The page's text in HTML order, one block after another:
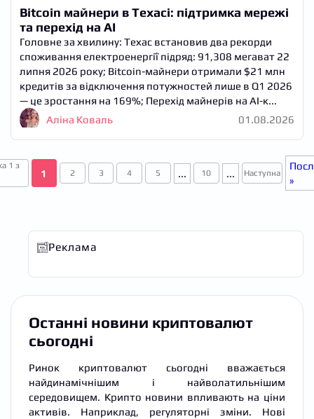
Bitcoin майнери в Техасі: підтримка мережі
та перехід на AI
Головне за хвилину: Техас встановив два рекорди
споживання електроенергії підряд: 91,308 мегават 22
липня 2026 року; Bitcoin-майнери отримали $21 млн
кредитів за відключення потужностей лише в Q1 2026
— це зростання на 169%; Перехід майнерів на AI-к...
Аліна Коваль
01.08.2026
1 з
1 2 3 4 5 ... 10 ... Наступна
»
Реклама
Останні новини криптовалют
сьогодні
Ринок криптовалют сьогодні вважається
найдинамічнішим і найволатильнішим
середовищем. Крипто новини впливають на ціни
активів. Наприклад, регуляторні зміни. Нові